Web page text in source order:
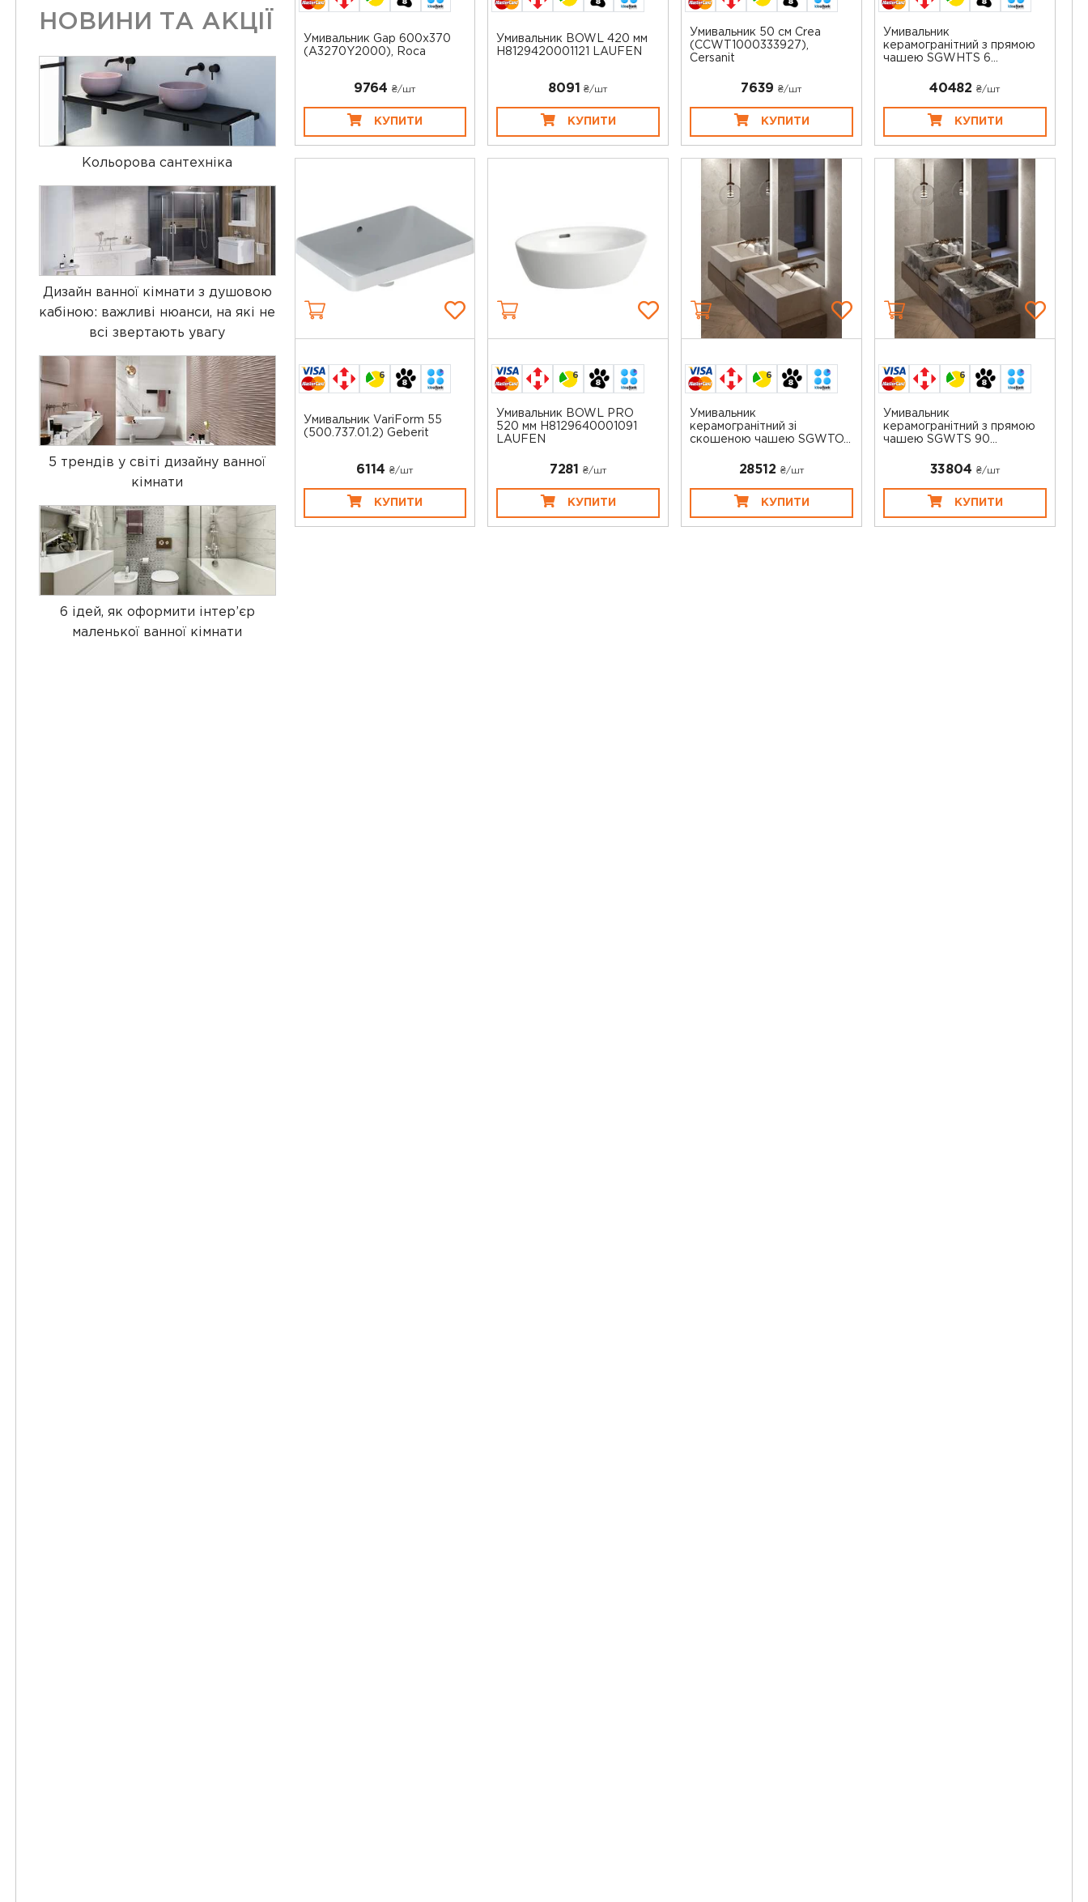
НОВИНИ ТА АКЦІЇ
Кольорова сантехніка
Дизайн ванної кімнати з душовою
кабіною: важливі нюанси, на які не
всі звертають увагу
5 трендів у світі дизайну ванної
кімнати
6 ідей, як оформити інтер’єр
маленької ванної кімнати
Умивальник Gap 600х370
(A3270Y2000), Roca
9764 ₴/шт
КУПИТИ
Умивальник BOWL 420 мм
H8129420001121 LAUFEN
8091 ₴/шт
КУПИТИ
Умивальник 50 см Crea
(CCWT1000333927),
Cersanit
7639 ₴/шт
КУПИТИ
Умивальник
керамогранітний з прямою
чашею SGWHTS 6...
40482 ₴/шт
КУПИТИ
6
Умивальник VariForm 55
(500.737.01.2) Geberit
6114 ₴/шт
КУПИТИ
6
Умивальник BOWL PRO
520 мм H8129640001091
LAUFEN
7281 ₴/шт
КУПИТИ
6
Умивальник
керамогранітний зі
скошеною чашею SGWTO...
28512 ₴/шт
КУПИТИ
6
Умивальник
керамогранітний з прямою
чашею SGWTS 90...
33804 ₴/шт
КУПИТИ